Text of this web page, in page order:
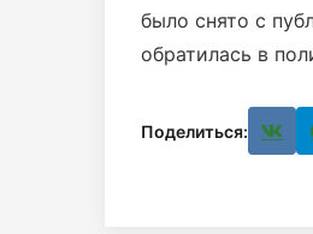
было снято с
обратилась в
Поделиться: